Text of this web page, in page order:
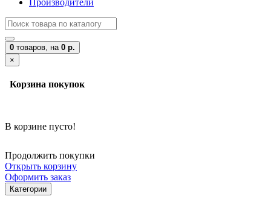
Производители
0 товаров, на 0 р.
×
Корзина покупок
В корзине пусто!
Продолжить покупки
Открыть корзину
Оформить заказ
Категории